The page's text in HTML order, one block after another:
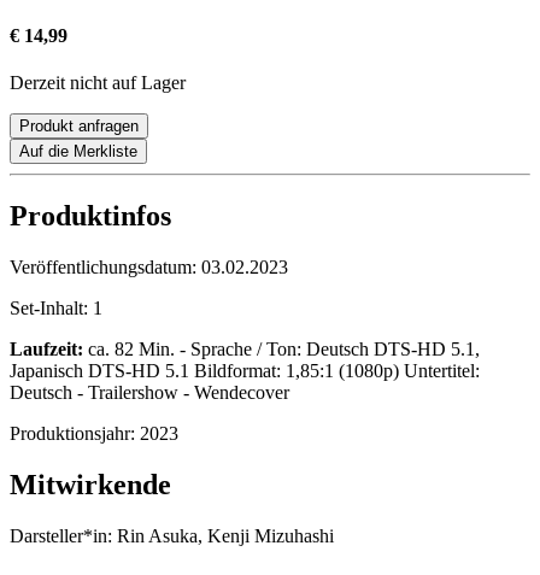
€ 14,99
Derzeit nicht auf Lager
Produkt anfragen
Auf die Merkliste
Produktinfos
Veröffentlichungsdatum: 03.02.2023
Set-Inhalt: 1
Laufzeit: ca. 82 Min. - Sprache / Ton: Deutsch DTS-HD 5.1,
Japanisch DTS-HD 5.1 Bildformat: 1,85:1 (1080p) Untertitel:
Deutsch - Trailershow - Wendecover
Produktionsjahr: 2023
Mitwirkende
Darsteller*in: Rin Asuka, Kenji Mizuhashi